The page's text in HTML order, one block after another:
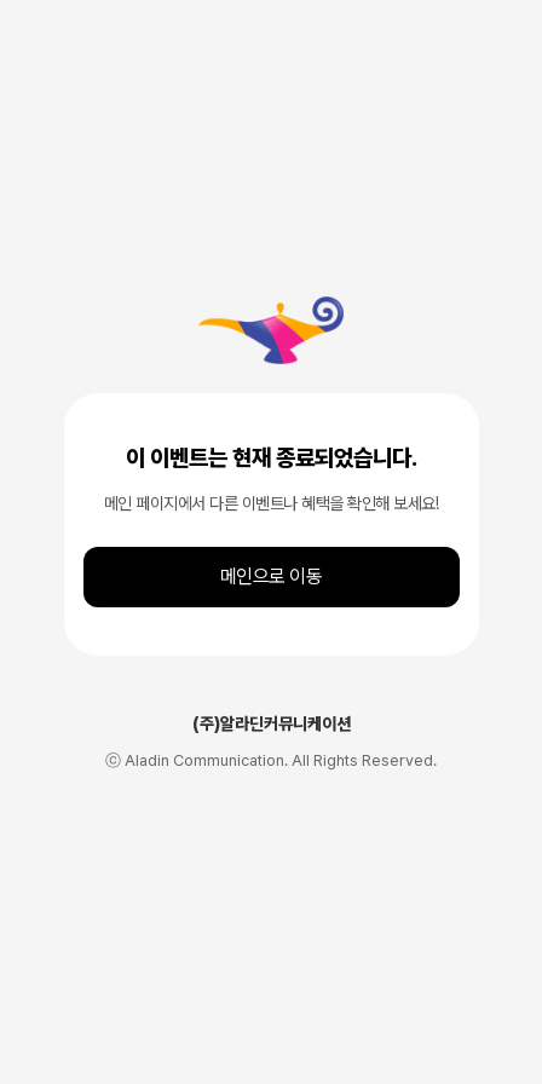
이 이벤트는 현재 종료되었습니다.
메인 페이지에서 다른 이벤트나 혜택을 확인해 보세요!
메인으로 이동
(주)알라딘커뮤니케이션
ⓒ Aladin Communication. All Rights Reserved.